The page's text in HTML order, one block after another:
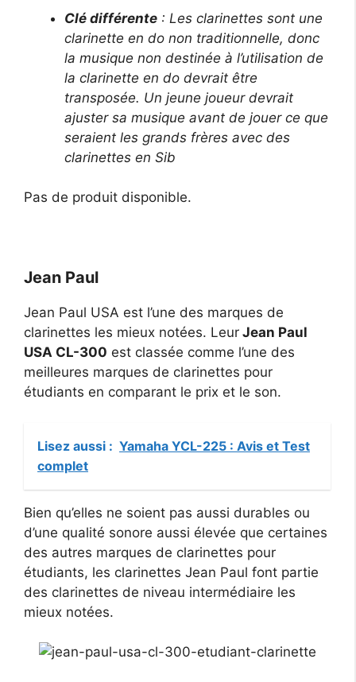
Clé différente : Les clarinettes sont une
clarinette en do non traditionnelle, donc
la musique non destinée à l’utilisation de
la clarinette en do devrait être
transposée. Un jeune joueur devrait
ajuster sa musique avant de jouer ce que
seraient les grands frères avec des
clarinettes en Sib
Pas de produit disponible.
Jean Paul
Jean Paul USA est l’une des marques de
clarinettes les mieux notées. Leur Jean Paul
USA CL-300 est classée comme l’une des
meilleures marques de clarinettes pour
étudiants en comparant le prix et le son.
Lisez aussi : Yamaha YCL-225 : Avis et Test
complet
Bien qu’elles ne soient pas aussi durables ou
d’une qualité sonore aussi élevée que certaines
des autres marques de clarinettes pour
étudiants, les clarinettes Jean Paul font partie
des clarinettes de niveau intermédiaire les
mieux notées.